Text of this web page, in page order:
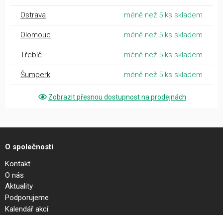
Ostrava méně než 5 ks skladem
Olomouc méně než 5 ks skladem
Třebíč méně než 5 ks skladem
Šumperk méně než 5 ks skladem
Zobrazit přesnou dostupnost na prodejnách
O společnosti
Kontakt
O nás
Aktuality
Podporujeme
Kalendář akcí